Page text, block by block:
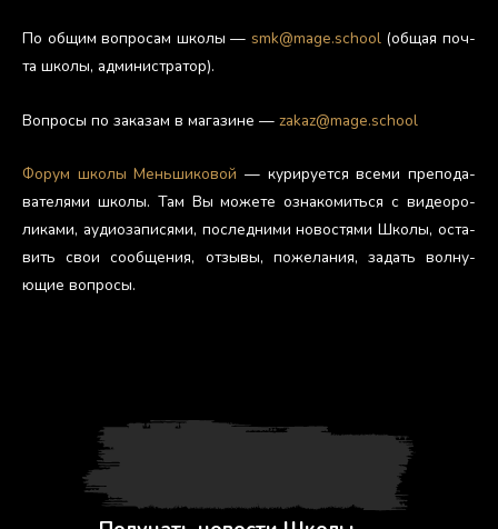
По об­щим воп­ро­сам шко­лы — smk@mage.school(об­щая поч­
та шко­лы, ад­ми­нис­тра­тор).
Воп­ро­сы по за­казам в ма­гази­не — zakaz@mage.school
Фо­рум шко­лы Мень­ши­ковой — ку­риру­ет­ся все­ми пре­пода­
вате­лями шко­лы. Там Вы мо­жете оз­на­комить­ся с ви­де­оро­
лика­ми, а­уди­оза­пися­ми, пос­ледни­ми но­вос­тя­ми Шко­лы, ос­та­
вить свои со­об­ще­ния, от­зы­вы, по­жела­ния, за­дать вол­ну­
ющие воп­ро­сы.